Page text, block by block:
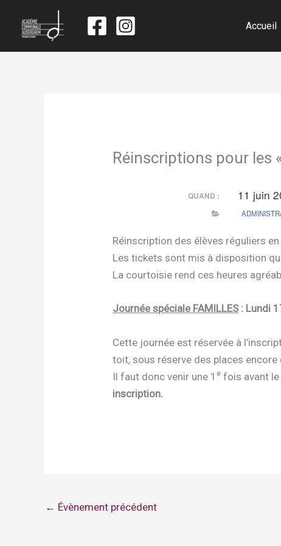
Accueil
Réinscriptions pour les
QUAND : 11 juin
Réinscription des élèves réguliers
Les tickets sont mis à disposition
La courtoisie rend ces heures
Journée spéciale FAMILLES: Lundi
Cette journée est réservée à
toit, sous réserve des places encore
Il faut donc venir une 1 e fois avant
inscription.
← Évènement précédent